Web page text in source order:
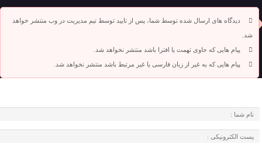
دیدگاه های ارسال شده توسط شما، پس از تایید توسط تیم مدیریت در وب منتشر خواهد
شد.
پیام هایی که حاوی تهمت یا افترا باشد منتشر نخواهد شد.
پیام هایی که به غیر از زبان فارسی یا غیر مرتبط باشد منتشر نخواهد شد.